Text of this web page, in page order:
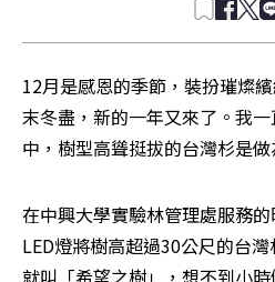
12月是感恩的季節，裝扮璀燦
末冬盡，新的一年又來了。我
中，樹型高聳挺拔的台灣杉是
在中興大學實驗林管理處服務
LED燈將樹高超過30公尺的台
就叫「希望之樹」，想不到小